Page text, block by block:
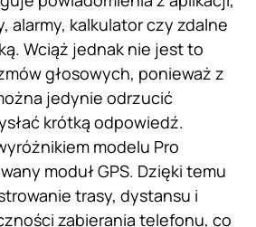
alarmy, kalkulator czy zdalne
Wciąż jednak nie jest to
głosowych, ponieważ z
jedynie odrzucić
krótką odpowiedź.
modelu Pro
moduł GPS. Dzięki temu
trasy, dystansu i
zabierania telefonu, co